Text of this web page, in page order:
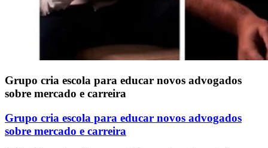
Grupo cria escola para educar novos advogados
sobre mercado e carreira
Grupo cria escola para educar novos advogados
sobre mercado e carreira